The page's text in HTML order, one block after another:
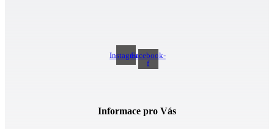
InstagramFacebook-
f
Informace pro Vás